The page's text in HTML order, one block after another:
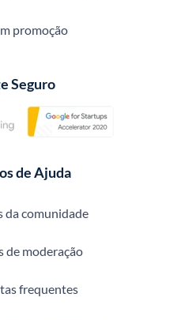
promoção
Seguro
de Ajuda
da comunidade
de moderação
frequentes